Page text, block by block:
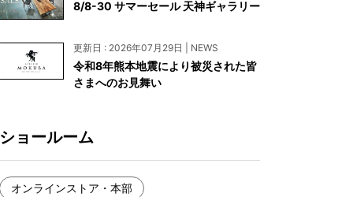
8/8-30 サマーセール 天神ギャラリー
更新日 : 2026年07月29日 | NEWS
令和8年熊本地震により被災された皆
さまへのお見舞い
ショールーム
オンラインストア・本部